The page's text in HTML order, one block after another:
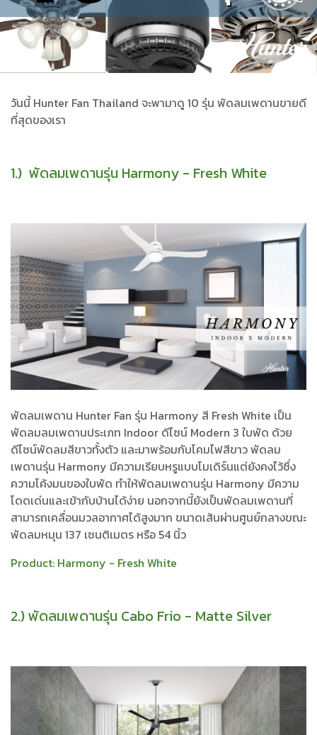
วันนี้ Hunter Fan Thailand จะพามาดู 10 รุ่น พัดลมเพดานขายดี
ที่สุดของเรา
1.) พัดลมเพดานรุ่น Harmony - Fresh White
พัดลมเพดาน Hunter Fan รุ่น Harmony สี Fresh White เป็น
พัดลมลมเพดานประเภท Indoor ดีไซน์ Modern 3 ใบพัด ด้วย
ดีไซน์พัดลมสีขาวทั้งตัว และมาพร้อมกับโคมไฟสีขาว พัดลม
เพดานรุ่น Harmony มีความเรียบหรูแบบโมเดิร์นแต่ยังคงไว้ซึ่ง
ความโค้งมนของใบพัด ทำให้พัดลมเพดานรุ่น Harmony มีความ
โดดเด่นและเข้ากับบ้านได้ง่าย นอกจากนี้ยังเป็นพัดลมเพดานที่
สามารถเคลื่อนมวลอากาศได้สูงมาก ขนาดเส้นผ่านศูนย์กลางขณะ
พัดลมหมุน 137 เซนติเมตร หรือ 54 นิ้ว
Product: Harmony - Fresh White
2.) พัดลมเพดานรุ่น Cabo Frio - Matte Silver